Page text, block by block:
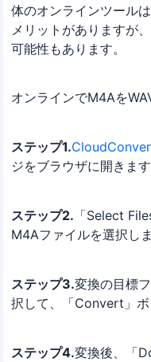
体のオンラインツール
メリットがありますが
可能性もあります。
オンラインでM4Aを
ステップ1.
ジをブラウザに開きます
ステップ2. 「Select
M4Aファイルを選択しま
ステップ3.変換の目標
択して、「Convert」ボ
ステップ4.変換後、「